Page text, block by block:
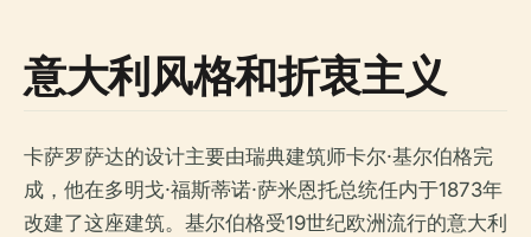
意大利风格和折衷主义
卡萨罗萨达的设计主要由瑞典建筑师卡尔·基尔伯格完
成，他在多明戈·福斯蒂诺·萨米恩托总统任内于1873年
改建了这座建筑。基尔伯格受19世纪欧洲流行的意大利